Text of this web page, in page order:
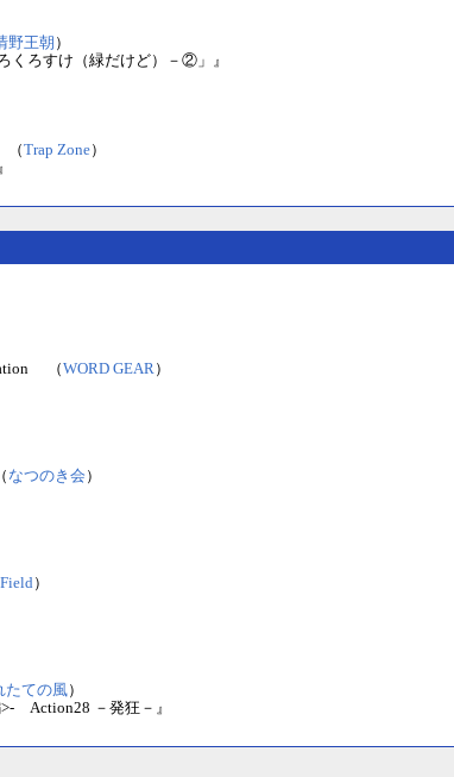
野王朝 ）
くろすけ（緑だけど）－②」』
（Trap Zone）
（WORD GEAR）
なつのき会 ）
）
たての風）
>- Action28 －発狂－』